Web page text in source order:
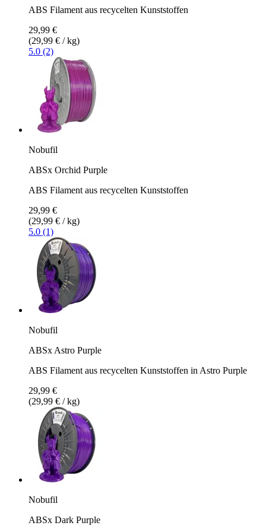
ABS Filament aus recycelten Kunststoffen
29,99 €
(29,99 € / kg)
5.0 (2)
Nobufil
ABSx Orchid Purple
ABS Filament aus recycelten Kunststoffen
29,99 €
(29,99 € / kg)
5.0 (1)
Nobufil
ABSx Astro Purple
ABS Filament aus recycelten Kunststoffen in Astro Purple
29,99 €
(29,99 € / kg)
Nobufil
ABSx Dark Purple